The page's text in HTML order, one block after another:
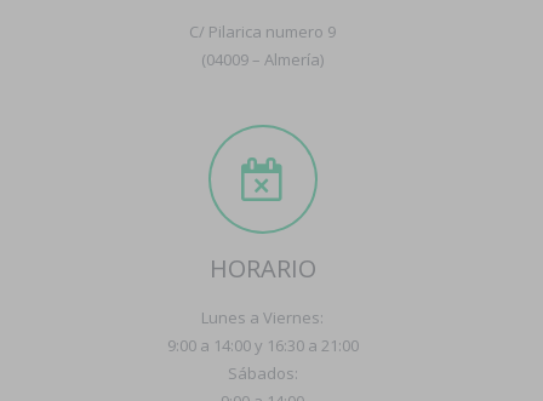
C/ Pilarica numero 9
(04009 – Almería)
HORARIO
Lunes a Viernes:
9:00 a 14:00 y 16:30 a 21:00
Sábados: